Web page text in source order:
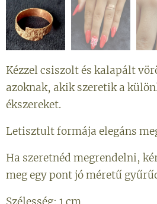
Kézzel csiszolt és kalapált
azoknak, akik szeretik a
ékszereket.
Letisztult formája elegáns
Ha szeretnéd megrendelni,
meg egy pont jó méretű